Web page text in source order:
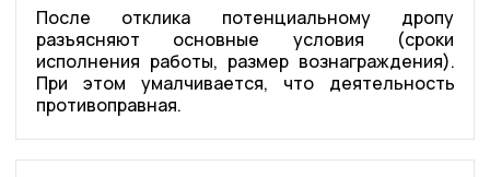
После отклика потенциальному дропу
разъясняют основные условия (сроки
исполнения работы, размер вознаграждения).
При этом умалчивается, что деятельность
противоправная.